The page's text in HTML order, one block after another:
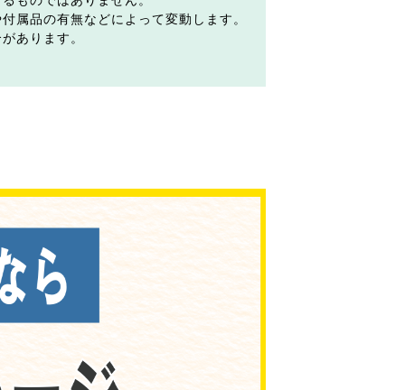
属品の有無などによって変動します。
あります。